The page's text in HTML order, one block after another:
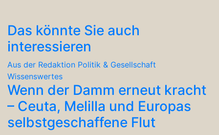
Das könnte Sie auch
interessieren
Aus der Redaktion Politik & Gesellschaft
Wissenswertes
Wenn der Damm erneut kracht
– Ceuta, Melilla und Europas
selbstgeschaffene Flut